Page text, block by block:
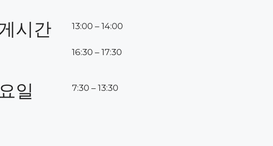
시간 13:00 – 14:00
16:30 – 17:30
일 7:30 – 13:30